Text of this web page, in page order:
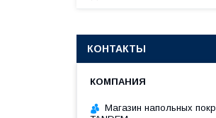
КОНТАКТЫ
Магазин напольных